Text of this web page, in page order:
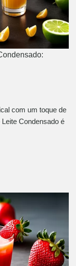
com um toque de
Condensado é